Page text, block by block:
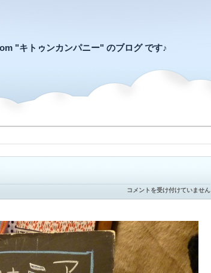
"キトゥンカンパニー" のブログ です♪
◯◯
ま
し
た
は
コメントを受け付けていません